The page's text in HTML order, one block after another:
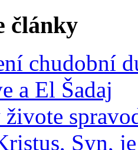
články
chudobní
a El Šadaj
Syn,